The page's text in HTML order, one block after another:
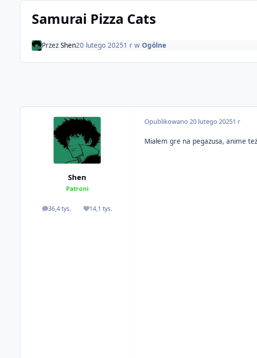
Samurai Pizza Cats
PrzezShen20 lutego 20251 rwOgólne
Shen
Patroni
36,4 tys.
odpowiedzi14,1 tys.
Reputacja
Opublikowano20 lutego 20251 r
Miałem gre na pegazusa, anime